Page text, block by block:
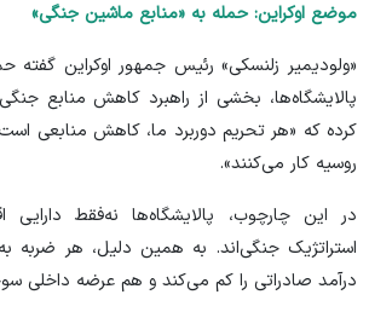
موضع اوکراین: حمله به «منابع ماشین جنگی»
«ولودیمیر زلنسکی» رئیس جمهور اوکراین گفته
پالایشگاه‌ها، بخشی از راهبرد کاهش منابع
کرده که «هر تحریم دوربرد ما، کاهش منابعی
روسیه کار می‌کنند».
در این چارچوب، پالایشگاه‌ها نه‌فقط دارایی
استراتژیک جنگی‌اند. به همین دلیل، هر ضربه
درآمد صادراتی را کم می‌کند و هم عرضه داخلی